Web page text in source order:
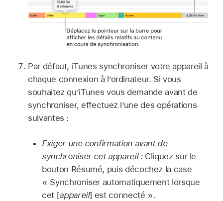
Par défaut, iTunes synchroniser votre appareil à
chaque connexion à l’ordinateur. Si vous
souhaitez qu’iTunes vous demande avant de
synchroniser, effectuez l’une des opérations
suivantes :
Exiger une confirmation avant de
synchroniser cet appareil : Cliquez sur le
bouton Résumé, puis décochez la case
« Synchroniser automatiquement lorsque
cet [appareil] est connecté ».